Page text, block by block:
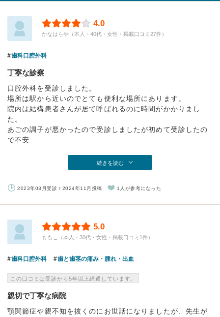
4.0
かなはらや（本人・40代・女性・掲載口コミ27件）
歯科口腔外科
丁寧な診察
口腔外科を受診しました。
場所は駅から近いのでとても便利な場所にあります。
院内は結構患者さんが居て呼ばれるのに時間がかかりまし
た。
あごの調子が悪かったので受診しましたが初めて受診したの
で不安...
続きを読む
2023年03月受診 / 2024年11月投稿 1人が参考になった
5.0
ももこ（本人・30代・女性・掲載口コミ1件）
歯科口腔外科 歯と歯茎の痛み・腫れ・出血
この口コミは受診から5年以上経過しています。
親切で丁寧な病院
顎関節症や親不知を抜くのにお世話になりましたが、先生が